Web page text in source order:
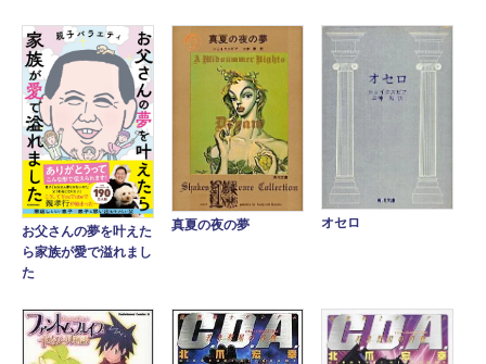
お父さんの夢を叶えた
ら家族が愛で溢れまし
た
真夏の夜の夢 オセロ